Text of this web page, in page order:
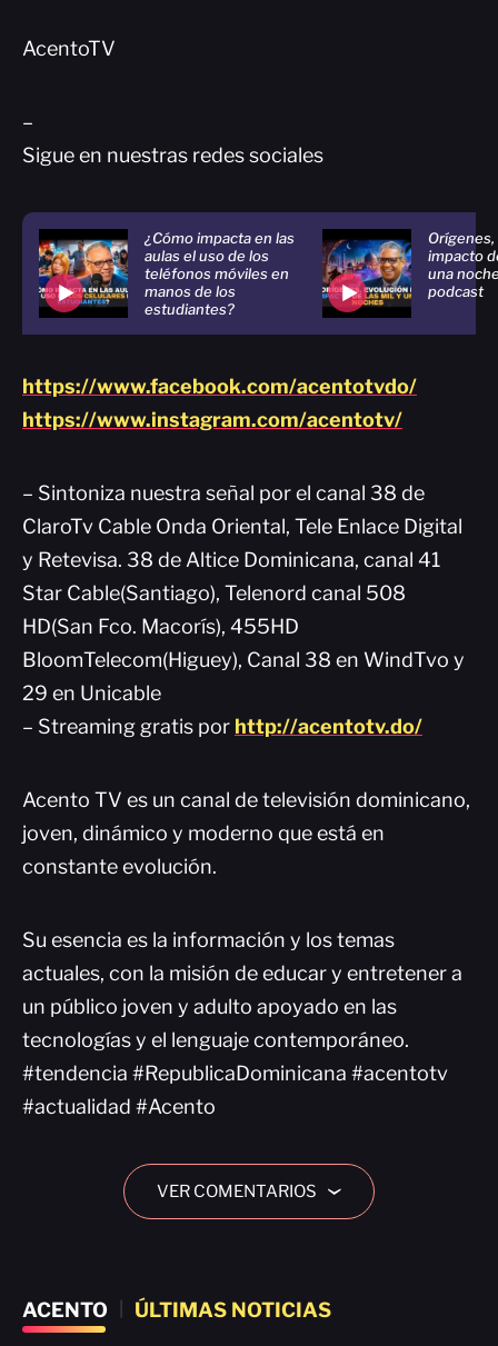
AcentoTV
–
Sigue en nuestras redes sociales
¿Cómo impacta en las
aulas el uso de los
teléfonos móviles en
manos de los
estudiantes?
impacto
una
podcast
https://www.facebook.com/acentotvdo/
https://www.instagram.com/acentotv/
– Sintoniza nuestra señal por el canal 38 de
ClaroTv Cable Onda Oriental, Tele Enlace Digital
y Retevisa. 38 de Altice Dominicana, canal 41
Star Cable(Santiago), Telenord canal 508
HD(San Fco. Macorís), 455HD
BloomTelecom(Higuey), Canal 38 en WindTvo y
29 en Unicable
– Streaming gratis por http://acentotv.do/
Acento TV es un canal de televisión dominicano,
joven, dinámico y moderno que está en
constante evolución.
Su esencia es la información y los temas
actuales, con la misión de educar y entretener a
un público joven y adulto apoyado en las
tecnologías y el lenguaje contemporáneo.
#tendencia #RepublicaDominicana #acentotv
#actualidad #Acento
VER COMENTARIOS ›
ACENTO ÚLTIMAS NOTICIAS